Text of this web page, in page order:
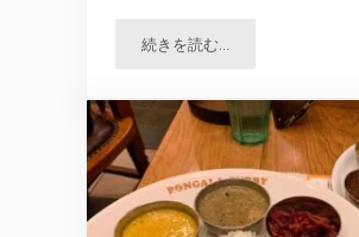
続きを読む…みよしの狸小路店で札